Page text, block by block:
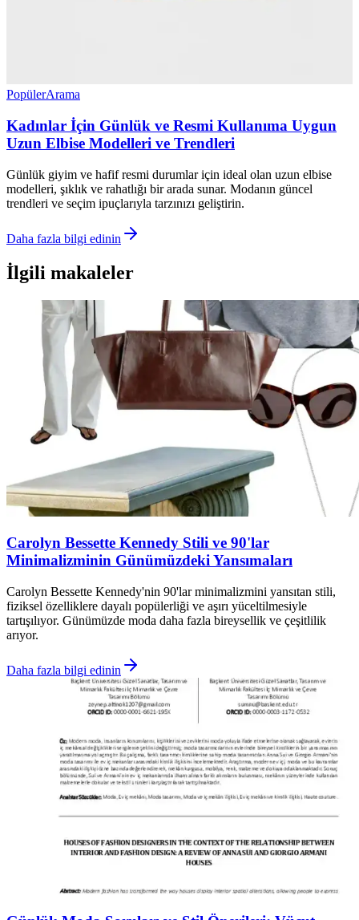
PopülerArama
Kadınlar İçin Günlük ve Resmi Kullanıma Uygun
Uzun Elbise Modelleri ve Trendleri
Günlük giyim ve hafif resmi durumlar için ideal olan uzun elbise
modelleri, şıklık ve rahatlığı bir arada sunar. Modanın güncel
trendleri ve seçim ipuçlarıyla tarzınızı geliştirin.
Daha fazla bilgi edinin
İlgili makaleler
Carolyn Bessette Kennedy Stili ve 90'lar
Minimalizminin Günümüzdeki Yansımaları
Carolyn Bessette Kennedy'nin 90'lar minimalizmini yansıtan stili,
fiziksel özelliklere dayalı popülerliği ve aşırı yüceltilmesiyle
tartışılıyor. Günümüzde moda daha fazla bireysellik ve çeşitlilik
arıyor.
Daha fazla bilgi edinin